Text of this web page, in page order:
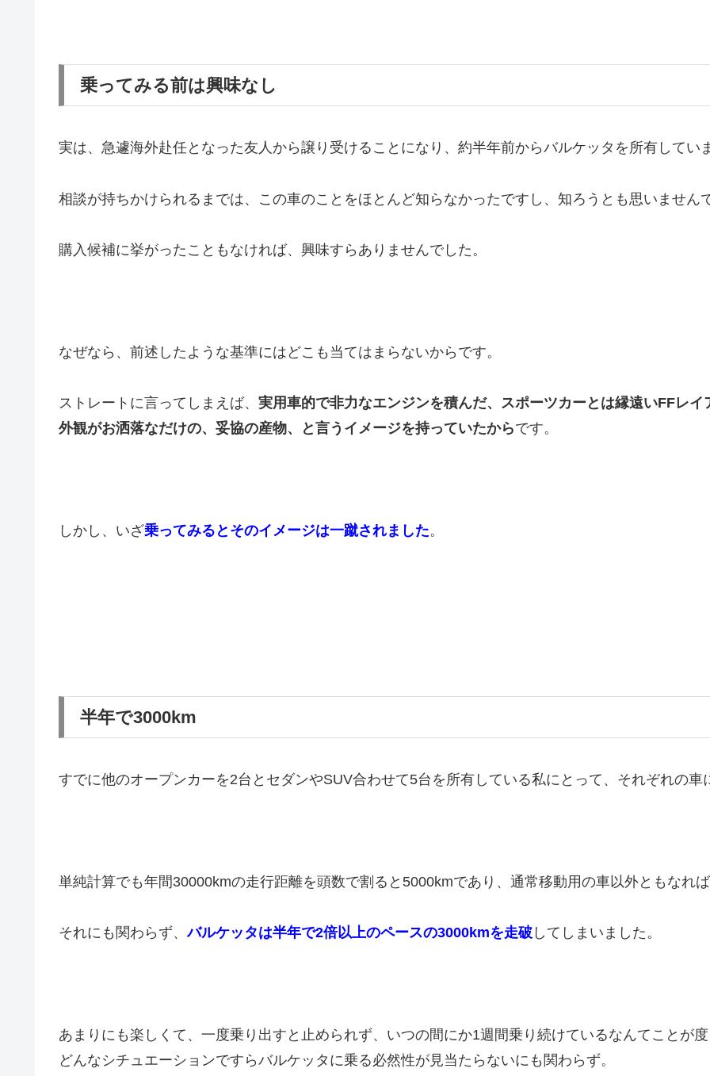
乗ってみる前は興味なし
実は、急遽海外赴任となった友人から譲り受けることになり、約半年前からバルケッタを所有してい
相談が持ちかけられるまでは、この車のことをほとんど知らなかったですし、知ろうとも思いません
購入候補に挙がったこともなければ、興味すらありませんでした。
なぜなら、前述したような基準にはどこも当てはまらないからです。
ストレートに言ってしまえば、 実用車的で非力なエンジンを積んだ、スポーツカーとは縁遠いFFレ
外観がお洒落なだけの、妥協の産物、と言うイメージを持っていたからです。
しかし、いざ乗ってみるとそのイメージは一蹴されました。
半年で3000km
すでに他のオープンカーを2台とセダンやSUV合わせて5台を所有している私にとって、それぞれの車
単純計算でも年間30000kmの走行距離を頭数で割ると5000kmであり、通常移動用の車以外ともなれ
それにも関わらず、バルケッタは半年で2倍以上のペースの3000kmを走破 してしまいました。
あまりにも楽しくて、一度乗り出すと止められず、いつの間にか1週間乗り続けているなんてことが度
どんなシチュエーションですらバルケッタに乗る必然性が見当たらないにも関わらず。